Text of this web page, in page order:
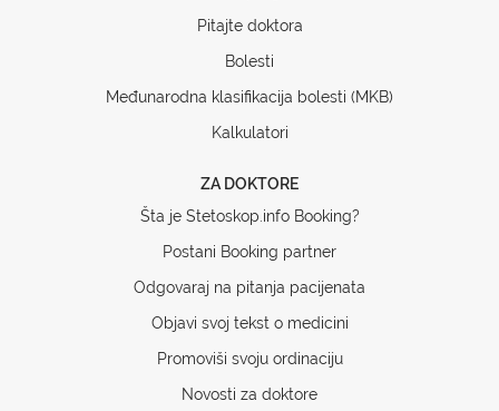
Pitajte doktora
Bolesti
Međunarodna klasifikacija bolesti (MKB)
Kalkulatori
ZA DOKTORE
Šta je Stetoskop.info Booking?
Postani Booking partner
Odgovaraj na pitanja pacijenata
Objavi svoj tekst o medicini
Promoviši svoju ordinaciju
Novosti za doktore